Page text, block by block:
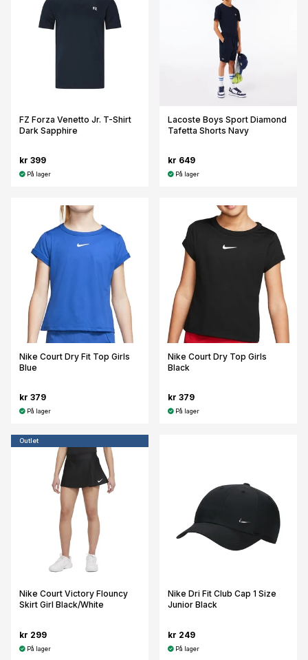
FZ Forza Venetto Jr. T-Shirt
Dark Sapphire
kr 399
På lager
Lacoste Boys Sport Diamond
Tafetta Shorts Navy
kr 649
På lager
Nike Court Dry Fit Top Girls
Blue
kr 379
På lager
Nike Court Dry Top Girls
Black
kr 379
På lager
Outlet
Nike Court Victory Flouncy
Skirt Girl Black/White
kr 299
På lager
Nike Dri Fit Club Cap 1 Size
Junior Black
kr 249
På lager